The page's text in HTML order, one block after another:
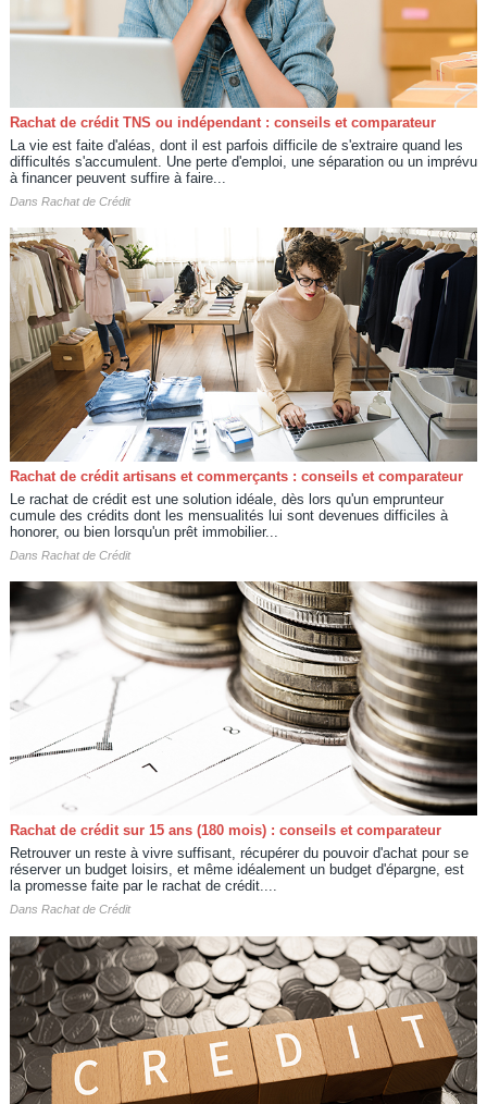
Rachat de crédit TNS ou indépendant : conseils et comparateur
La vie est faite d'aléas, dont il est parfois difficile de s'extraire quand les
difficultés s'accumulent. Une perte d'emploi, une séparation ou un imprévu
à financer peuvent suffire à faire...
Dans Rachat de Crédit
Rachat de crédit artisans et commerçants : conseils et comparateur
Le rachat de crédit est une solution idéale, dès lors qu'un emprunteur
cumule des crédits dont les mensualités lui sont devenues difficiles à
honorer, ou bien lorsqu'un prêt immobilier...
Dans Rachat de Crédit
Rachat de crédit sur 15 ans (180 mois) : conseils et comparateur
Retrouver un reste à vivre suffisant, récupérer du pouvoir d'achat pour se
réserver un budget loisirs, et même idéalement un budget d'épargne, est
la promesse faite par le rachat de crédit....
Dans Rachat de Crédit